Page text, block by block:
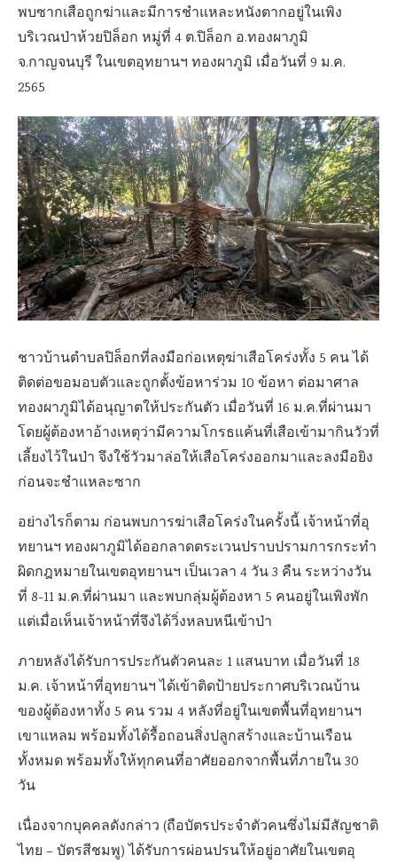
พบซากเสือถูกฆ่าและมีการชำแหละหนังตากอยู่ในเพิง
บริเวณป่าห้วยปิล็อก หมู่ที่ 4 ต.ปิล็อก อ.ทองผาภูมิ
จ.กาญจนบุรี ในเขตอุทยานฯ ทองผาภูมิ เมื่อวันที่ 9 ม.ค.
2565
ชาวบ้านตำบลปิล็อกที่ลงมือก่อเหตุฆ่าเสือโคร่งทั้ง 5 คน ได้
ติดต่อขอมอบตัวและถูกตั้งข้อหาร่วม 10 ข้อหา ต่อมาศาล
ทองผาภูมิได้อนุญาตให้ประกันตัว เมื่อวันที่ 16 ม.ค.ที่ผ่านมา
โดยผู้ต้องหาอ้างเหตุว่ามีความโกรธแค้นที่เสือเข้ามากินวัวที่
เลี้ยงไว้ในป่า จึงใช้วัวมาล่อให้เสือโคร่งออกมาและลงมือยิง
ก่อนจะชำแหละซาก
อย่างไรก็ตาม ก่อนพบการฆ่าเสือโคร่งในครั้งนี้ เจ้าหน้าที่อุ
ทยานฯ ทองผาภูมิได้ออกลาดตระเวนปราบปรามการกระทำ
ผิดกฎหมายในเขตอุทยานฯ เป็นเวลา 4 วัน 3 คืน ระหว่างวัน
ที่ 8-11 ม.ค.ที่ผ่านมา และพบกลุ่มผู้ต้องหา 5 คนอยู่ในเพิงพัก
แต่เมื่อเห็นเจ้าหน้าที่จึงได้วิ่งหลบหนีเข้าป่า
ภายหลังได้รับการประกันตัวคนละ 1 แสนบาท เมื่อวันที่ 18
ม.ค. เจ้าหน้าที่อุทยานฯ ได้เข้าติดป้ายประกาศบริเวณบ้าน
ของผู้ต้องหาทั้ง 5 คน รวม 4 หลังที่อยู่ในเขตพื้นที่อุทยานฯ
เขาแหลม พร้อมทั้งได้รื้อถอนสิ่งปลูกสร้างและบ้านเรือน
ทั้งหมด พร้อมทั้งให้ทุกคนที่อาศัยออกจากพื้นที่ภายใน 30
วัน
เนื่องจากบุคคลดังกล่าว (ถือบัตรประจำตัวคนซึ่งไม่มีสัญชาติ
ไทย – บัตรสีชมพู) ได้รับการผ่อนปรนให้อยู่อาศัยในเขตอุ